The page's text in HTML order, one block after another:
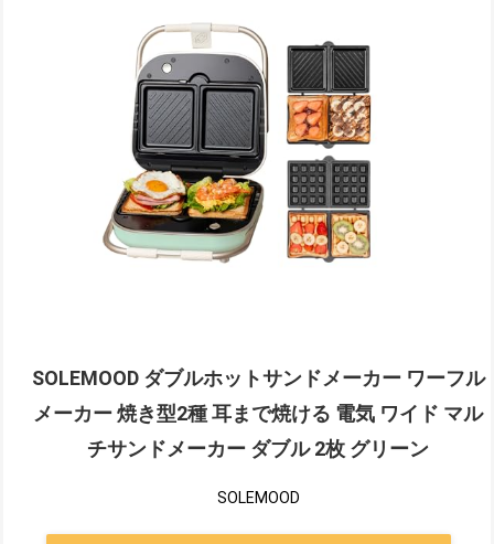
SOLEMOOD ダブルホットサンドメーカー ワーフル
メーカー 焼き型2種 耳まで焼ける 電気 ワイド マル
チサンドメーカー ダブル 2枚 グリーン
SOLEMOOD